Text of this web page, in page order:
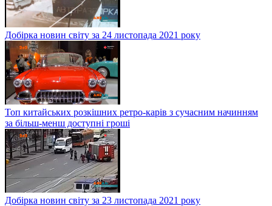
Добірка новин світу за 24 листопада 2021 року
Топ китайських розкішних ретро-карів з сучасним начинням
за більш-менш доступні гроші
Добірка новин світу за 23 листопада 2021 року